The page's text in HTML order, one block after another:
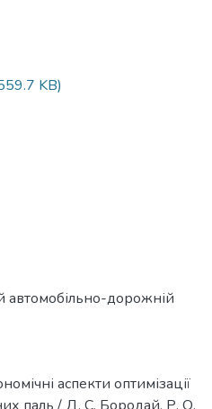
KB)
автомобільно-дорожній
аспекти оптимізації